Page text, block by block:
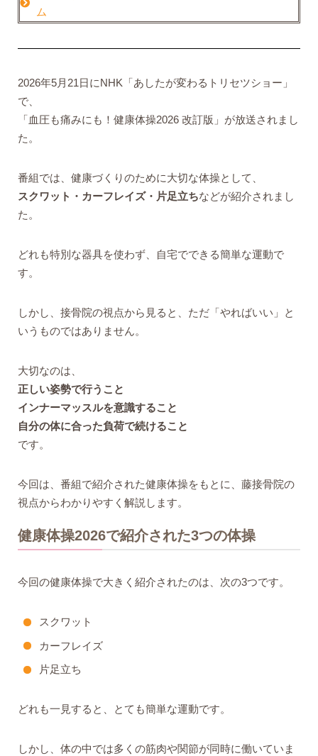
ム
2026年5月21日にNHK「あしたが変わるトリセツショー」
で、
「血圧も痛みにも！健康体操2026 改訂版」が放送されまし
た。
番組では、健康づくりのために大切な体操として、
スクワット・カーフレイズ・片足立ちなどが紹介されまし
た。
どれも特別な器具を使わず、自宅でできる簡単な運動で
す。
しかし、接骨院の視点から見ると、ただ「やればいい」と
いうものではありません。
大切なのは、
正しい姿勢で行うこと
インナーマッスルを意識すること
自分の体に合った負荷で続けること
です。
今回は、番組で紹介された健康体操をもとに、藤接骨院の
視点からわかりやすく解説します。
健康体操2026で紹介された3つの体操
今回の健康体操で大きく紹介されたのは、次の3つです。
スクワット
カーフレイズ
片足立ち
どれも一見すると、とても簡単な運動です。
しかし、体の中では多くの筋肉や関節が同時に働いていま